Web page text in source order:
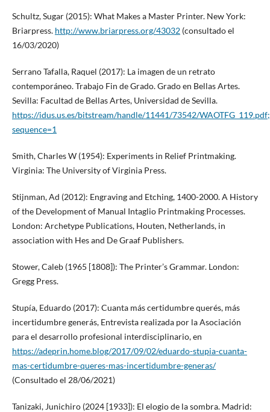
Schultz, Sugar (2015): What Makes a Master Printer. New York:
Briarpress. http://www.briarpress.org/43032(consultado el
16/03/2020)
Serrano Tafalla, Raquel (2017): La imagen de un retrato
contemporáneo. Trabajo Fin de Grado. Grado en Bellas Artes.
Sevilla: Facultad de Bellas Artes, Universidad de Sevilla.
https://idus.us.es/bitstream/handle/11441/73542/
sequence=1
Smith, Charles W (1954): Experiments in Relief Printmaking.
Virginia: The University of Virginia Press.
Stijnman, Ad (2012): Engraving and Etching, 1400-2000. A History
of the Development of Manual Intaglio Printmaking Processes.
London: Archetype Publications, Houten, Netherlands, in
association with Hes and De Graaf Publishers.
Stower, Caleb (1965 [1808]): The Printer’s Grammar. London:
Gregg Press.
Stupía, Eduardo (2017): Cuanta más certidumbre querés, más
incertidumbre generás, Entrevista realizada por la Asociación
para el desarrollo profesional interdisciplinario, en
https://adeprin.home.blog/2017/09/02/eduardo-stupia-cuanta-
mas-certidumbre-queres-mas-incertidumbre-generas/
(Consultado el 28/06/2021)
Tanizaki, Junichiro (2024 [1933]): El elogio de la sombra. Madrid: